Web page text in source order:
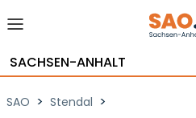
SACHSEN-ANHALT
SAO > Stendal >